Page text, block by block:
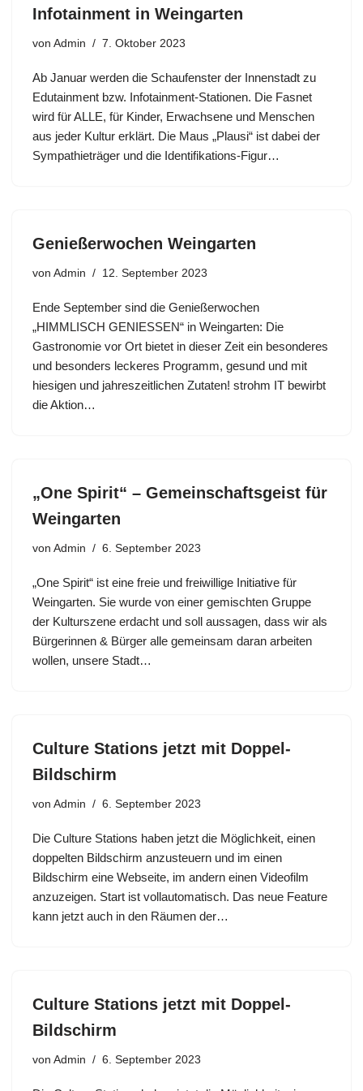
Infotainment in Weingarten
von Admin 7. Oktober 2023
Ab Januar werden die Schaufenster der Innenstadt zu
Edutainment bzw. Infotainment-Stationen. Die Fasnet
wird für ALLE, für Kinder, Erwachsene und Menschen
aus jeder Kultur erklärt. Die Maus „Plausi“ ist dabei der
Sympathieträger und die Identifikations-Figur…
Genießerwochen Weingarten
von Admin 12. September 2023
Ende September sind die Genießerwochen
„HIMMLISCH GENIESSEN“ in Weingarten: Die
Gastronomie vor Ort bietet in dieser Zeit ein besonderes
und besonders leckeres Programm, gesund und mit
hiesigen und jahreszeitlichen Zutaten! strohm IT bewirbt
die Aktion…
„One Spirit“ – Gemeinschaftsgeist für
Weingarten
von Admin 6. September 2023
„One Spirit“ ist eine freie und freiwillige Initiative für
Weingarten. Sie wurde von einer gemischten Gruppe
der Kulturszene erdacht und soll aussagen, dass wir als
Bürgerinnen & Bürger alle gemeinsam daran arbeiten
wollen, unsere Stadt…
Culture Stations jetzt mit Doppel-
Bildschirm
von Admin 6. September 2023
Die Culture Stations haben jetzt die Möglichkeit, einen
doppelten Bildschirm anzusteuern und im einen
Bildschirm eine Webseite, im andern einen Videofilm
anzuzeigen. Start ist vollautomatisch. Das neue Feature
kann jetzt auch in den Räumen der…
Culture Stations jetzt mit Doppel-
Bildschirm
von Admin 6. September 2023